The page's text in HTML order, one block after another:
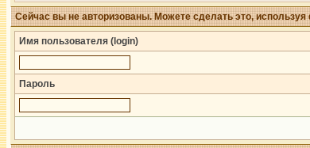
Сейчас вы не авторизованы. Можете сделать это,
Имя пользователя (login)
Пароль